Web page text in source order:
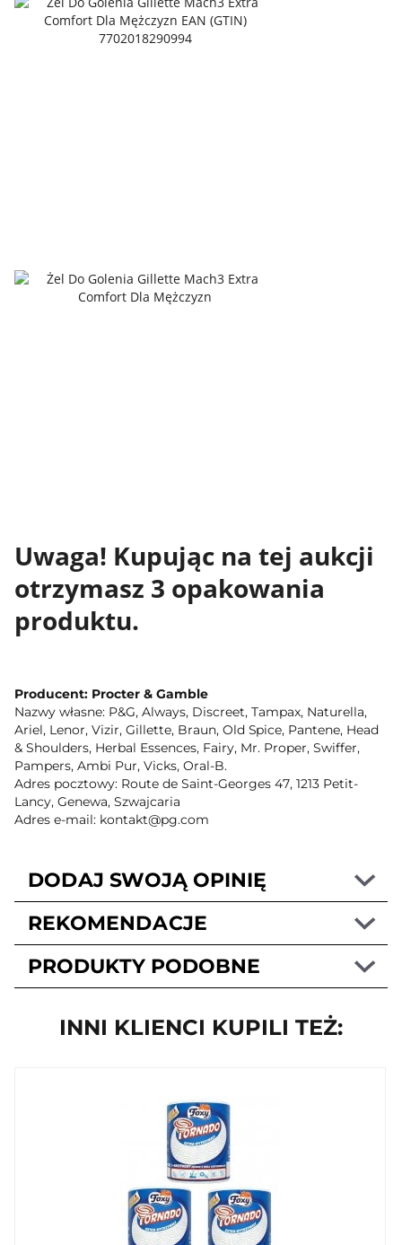
Uwaga! Kupując na tej aukcji
otrzymasz 3 opakowania
produktu.
Producent: Procter & Gamble
Nazwy własne: P&G, Always, Discreet, Tampax, Naturella,
Ariel, Lenor, Vizir, Gillette, Braun, Old Spice, Pantene, Head
& Shoulders, Herbal Essences, Fairy, Mr. Proper, Swiffer,
Pampers, Ambi Pur, Vicks, Oral-B.
Adres pocztowy: Route de Saint-Georges 47, 1213 Petit-
Lancy, Genewa, Szwajcaria
Adres e-mail: kontakt@pg.com
DODAJ SWOJĄ OPINIĘ
REKOMENDACJE
PRODUKTY PODOBNE
INNI KLIENCI KUPILI TEŻ: